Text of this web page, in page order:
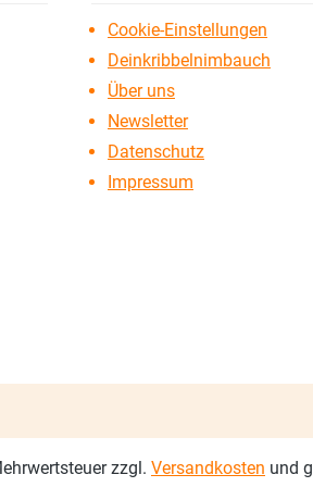
Cookie-Einstellungen
Deinkribbelnimbauch
Über uns
Newsletter
Datenschutz
Impressum
zzgl. Versandkosten und